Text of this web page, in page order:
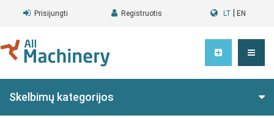
Prisijungti Registruotis LT EN
Skelbimų kategorijos